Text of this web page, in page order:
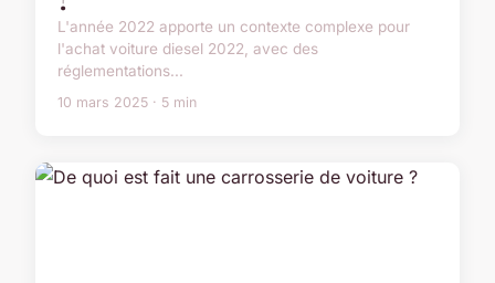
L'année 2022 apporte un contexte complexe pour
l'achat voiture diesel 2022, avec des
réglementations...
10 mars 2025 · 5 min